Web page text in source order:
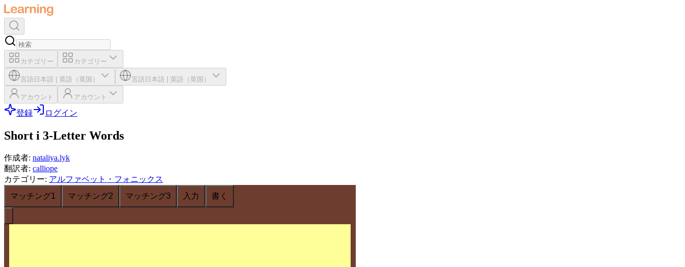
カテゴリー カテゴリー
言語 日本語 英語（英国） 言語 日本語 英語（英国）
アカウント アカウント
登録 ログイン
Short i 3-Letter Words
作成者: nataliya.lyk
翻訳者: calliope
カテゴリー: アルファベット・フォニックス
マッチング1
マッチング2 マッチング3 入力 書く